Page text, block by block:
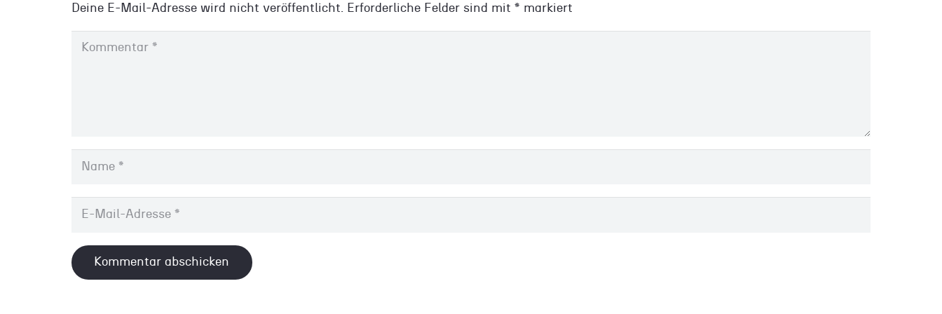
Deine E-Mail-Adresse wird nicht veröffentlicht. Erforderliche Felder sind mit * markiert
Kommentar abschicken